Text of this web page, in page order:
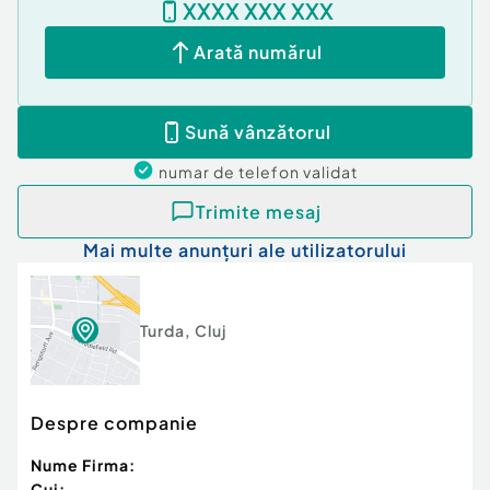
Pentru detalii și vizionare, vă stăm la dispoziție
Id intern: P173877
Număr Băi:1
Curent
Canalizare
XXXX XXX XXX
Arată numărul
Sună vânzătorul
numar de telefon validat
Trimite mesaj
Mai multe anunțuri ale utilizatorului
Turda, Cluj
Despre companie
Nume Firma: